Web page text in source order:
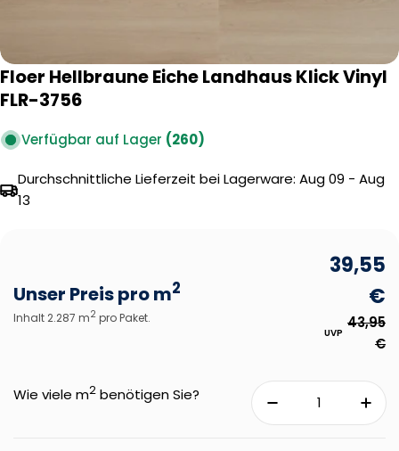
Floer Hellbraune Eiche Landhaus Klick Vinyl
FLR-3756
Verfügbar auf Lager (260)
Durchschnittliche Lieferzeit bei Lagerware: Aug 09 - Aug
13
Unser Preis pro m2
Inhalt 2.287 m2 pro Paket.
39,55
€
UVP
43,95
€
Wie viele m2 benötigen Sie?